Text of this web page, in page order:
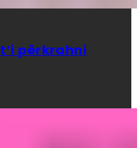
përkrahni